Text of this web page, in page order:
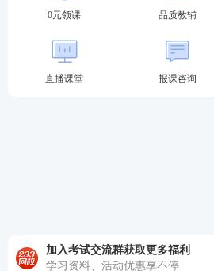
月冲刺接力，集中突破主
主观题提分技巧，硬核通
♥4轮授课体系主客一体
只需要跟着老师学，顺
0元领课 品质教辅
直播课堂 报课咨询
加入考试交流群获取更多福利
学习资料、活动优惠享不停